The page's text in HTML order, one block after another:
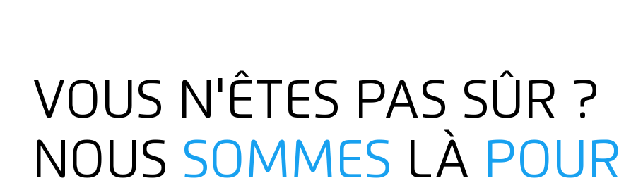
VOUS N'ÊTES PAS SÛR ?
NOUS SOMMES LÀ POUR